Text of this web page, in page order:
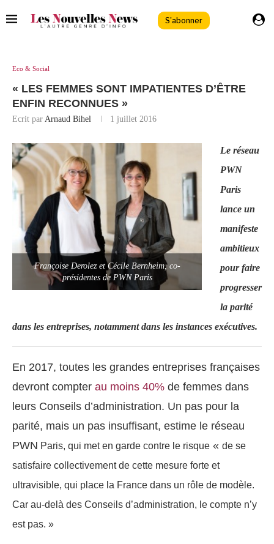
S'abonner
Eco & Social
« LES FEMMES SONT IMPATIENTES D’ÊTRE
ENFIN RECONNUES »
Ecrit par Arnaud Bihel 1 juillet 2016
Françoise Derolez et Cécile Bernheim, co-
présidentes de PWN Paris
Le réseau
PWN
Paris
lance un
manifeste
ambitieux
pour faire
progresser
la parité
dans les entreprises, notamment dans les instances exécutives.
En 2017, toutes les grandes entreprises françaises
devront compter au moins 40% de femmes dans
leurs Conseils d’administration. Un pas pour la
parité, mais un pas insuffisant, estime le réseau
PWN Paris, qui met en garde contre le risque « de se
satisfaire collectivement de cette mesure forte et
ultravisible, qui place la France dans un rôle de modèle.
Car au-delà des Conseils d’administration, le compte n’y
est pas. »